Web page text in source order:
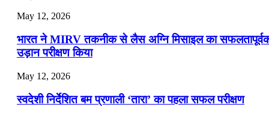
May 12, 2026
भारत ने MIRV तकनीक से लैस अग्नि मिसाइल का
उड़ान परीक्षण किया
May 12, 2026
स्वदेशी निर्देशित बम प्रणाली ‘तारा’ का पहला सफल परीक्षण